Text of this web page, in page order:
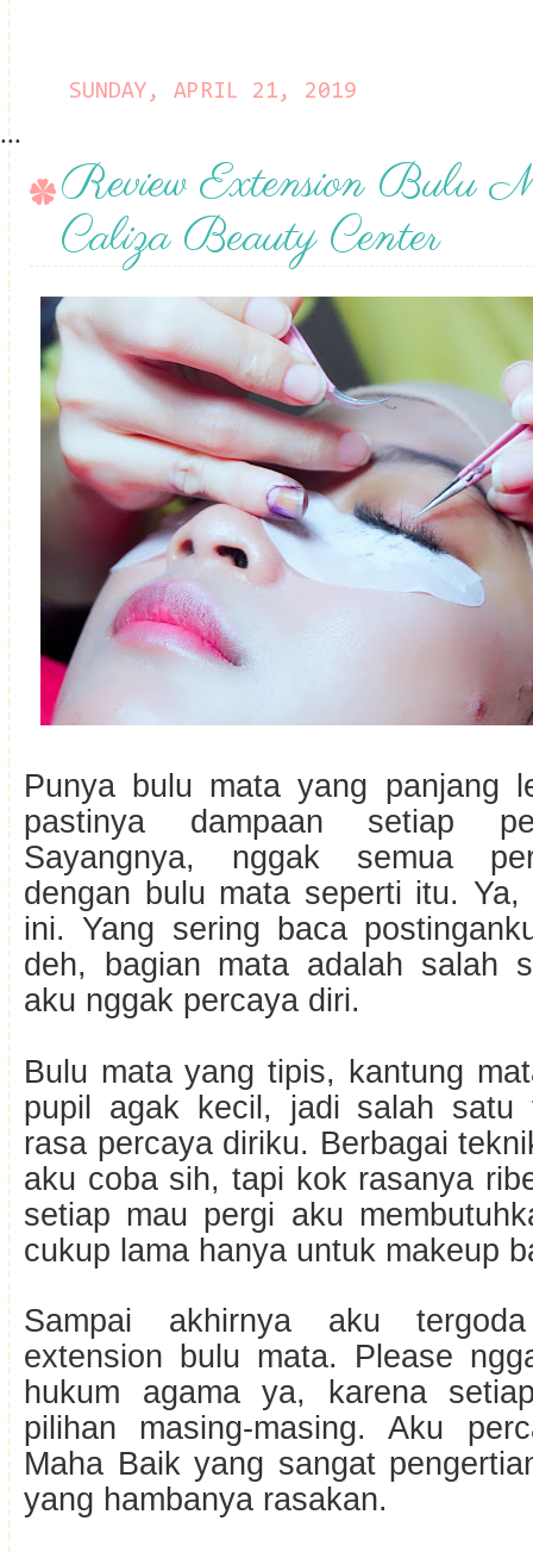
SUNDAY, APRIL 21, 2019
...
Review Extension Bulu
Caliza Beauty Center
Punya bulu mata yang panjang
pastinya dampaan setiap
Sayangnya, nggak semua
dengan bulu mata seperti itu. Ya,
ini. Yang sering baca
deh, bagian mata adalah salah
aku nggak percaya diri.
Bulu mata yang tipis, kantung
pupil agak kecil, jadi salah satu
rasa percaya diriku. Berbagai
aku coba sih, tapi kok rasanya
setiap mau pergi aku
cukup lama hanya untuk makeup
Sampai akhirnya aku
extension bulu mata. Please
hukum agama ya, karena
pilihan masing-masing. Aku
Maha Baik yang sangat
yang hambanya rasakan.